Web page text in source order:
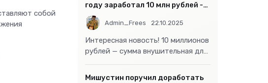
собой
году заработал 10 млн рублей -
«Бизнес»
Admin_Frees 22.10.2025
Интересная новость! 10 миллионов
рублей — сумма внушительная для
не
Мишустин поручил доработать